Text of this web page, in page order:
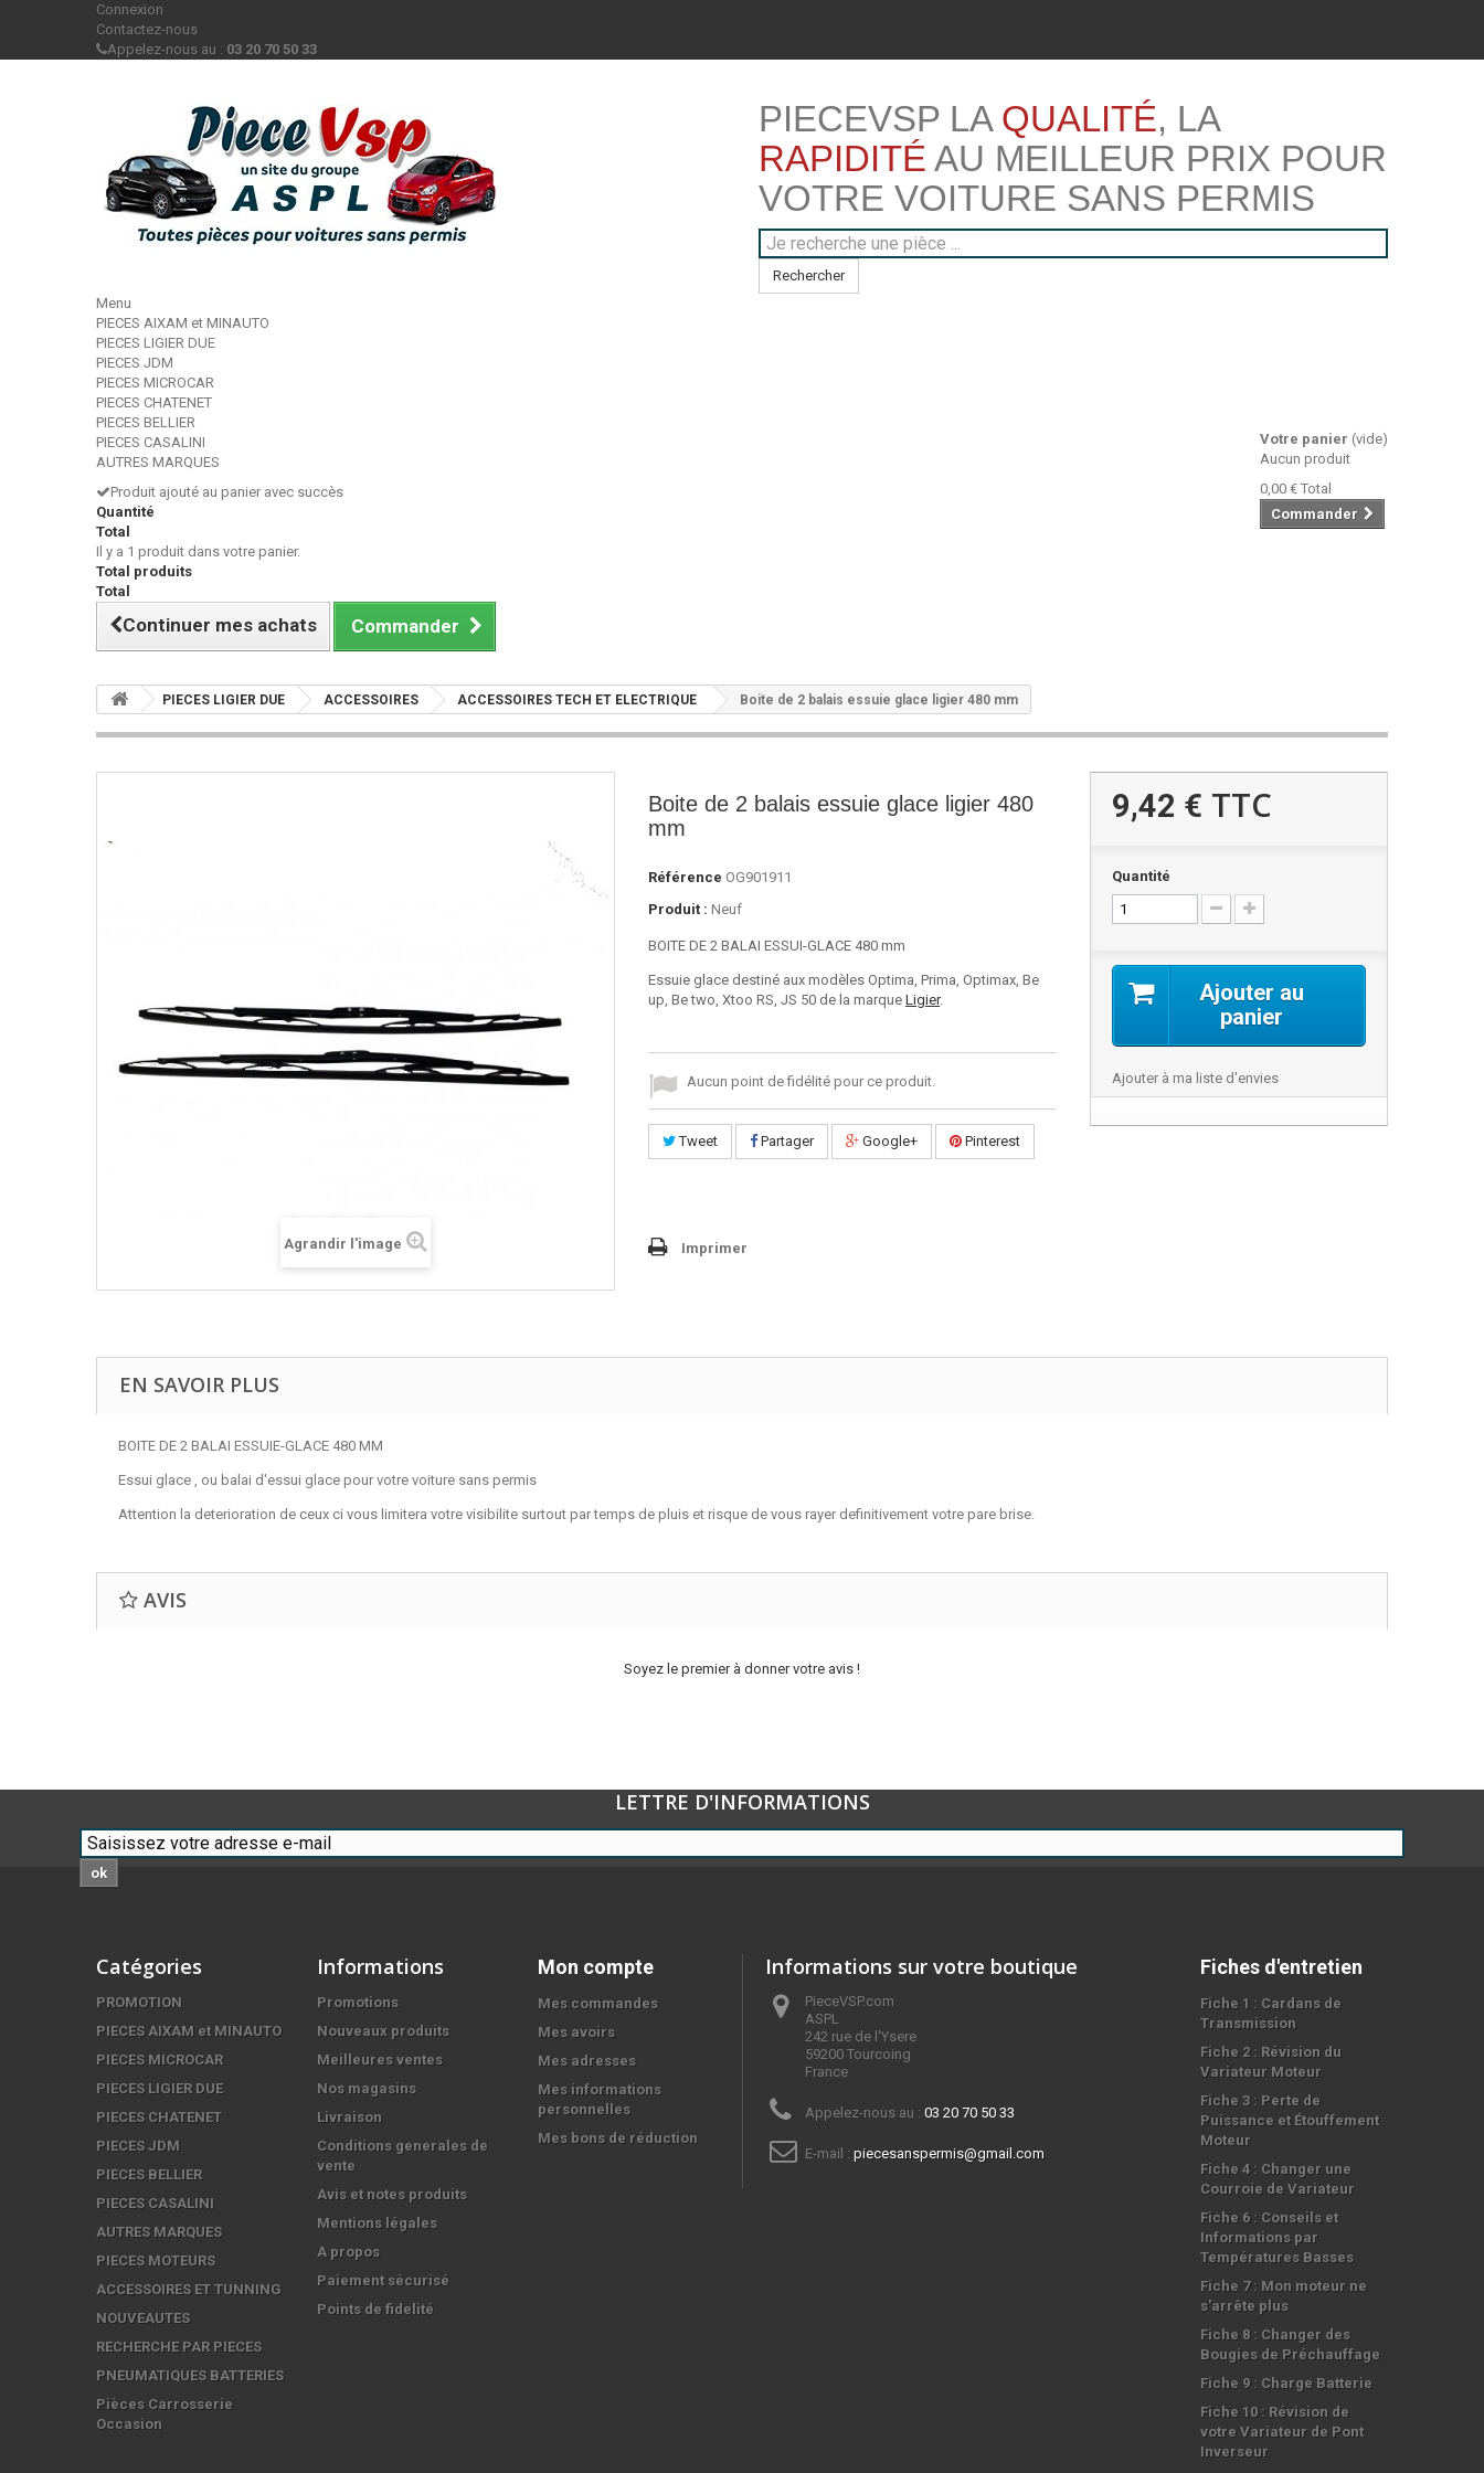
Connexion
Contactez-nous
Appelez-nous au : 03 20 70 50 33
PIECEVSP LA QUALITÉ, LA
RAPIDITÉ AU MEILLEUR PRIX POUR
VOTRE VOITURE SANS PERMIS
Rechercher
Menu
PIECES AIXAM et MINAUTO
PIECES LIGIER DUE
PIECES JDM
PIECES MICROCAR
PIECES CHATENET
PIECES BELLIER
PIECES CASALINI
AUTRES MARQUES
Votre panier (vide)
Aucun produit
0,00 € Total
Commander
Produit ajouté au panier avec succès
Quantité
Total
Il y a 1 produit dans votre panier.
Total produits
Total
Continuer mes achats Commander
PIECES LIGIER DUE ACCESSOIRES ACCESSOIRES TECH ET ELECTRIQUE Boite de 2 balais essuie glace ligier 480 mm
Agrandir l'image
Boite de 2 balais essuie glace ligier 480
mm
Référence OG901911
Produit : Neuf
BOITE DE 2 BALAI ESSUI-GLACE 480 mm
Essuie glace destiné aux modèles Optima, Prima, Optimax, Be
up, Be two, Xtoo RS, JS 50 de la marque Ligier.
Aucun point de fidélité pour ce produit.
Tweet Partager Google+ Pinterest
Imprimer
9,42 € TTC
Quantité
Ajouter au
panier
Ajouter à ma liste d'envies
EN SAVOIR PLUS
BOITE DE 2 BALAI ESSUIE-GLACE 480 MM
Essui glace , ou balai d'essui glace pour votre voiture sans permis
Attention la deterioration de ceux ci vous limitera votre visibilite surtout par temps de pluis et risque de vous rayer definitivement votre pare brise.
AVIS
Soyez le premier à donner votre avis !
LETTRE D'INFORMATIONS
ok
Catégories
PROMOTION
PIECES AIXAM et MINAUTO
PIECES MICROCAR
PIECES LIGIER DUE
PIECES CHATENET
PIECES JDM
PIECES BELLIER
PIECES CASALINI
AUTRES MARQUES
PIECES MOTEURS
ACCESSOIRES ET TUNNING
NOUVEAUTES
RECHERCHE PAR PIECES
PNEUMATIQUES BATTERIES
Pièces Carrosserie
Occasion
Informations
Promotions
Nouveaux produits
Meilleures ventes
Nos magasins
Livraison
Conditions generales de
vente
Avis et notes produits
Mentions légales
A propos
Paiement sécurisé
Points de fidelité
Mon compte
Mes commandes
Mes avoirs
Mes adresses
Mes informations
personnelles
Mes bons de réduction
Informations sur votre boutique
PieceVSP.com
ASPL
242 rue de l'Ysere
59200 Tourcoing
France
Appelez-nous au : 03 20 70 50 33
E-mail : piecesanspermis@gmail.com
Fiches d'entretien
Fiche 1 : Cardans de
Transmission
Fiche 2 : Révision du
Variateur Moteur
Fiche 3 : Perte de
Puissance et Étouffement
Moteur
Fiche 4 : Changer une
Courroie de Variateur
Fiche 6 : Conseils et
Informations par
Températures Basses
Fiche 7 : Mon moteur ne
s'arrête plus
Fiche 8 : Changer des
Bougies de Préchauffage
Fiche 9 : Charge Batterie
Fiche 10 : Révision de
votre Variateur de Pont
Inverseur